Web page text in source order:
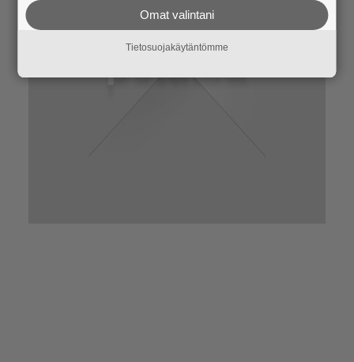
Omat valintani
Tietosuojakäytäntömme